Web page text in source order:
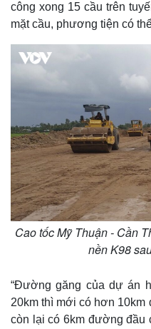
công xong 15 cầu trên
mặt cầu, phương tiện có
Cao tốc Mỹ Thuận - Cần
nền K98
“Đường găng của dự án
20km thì mới có hơn 10km
còn lại có 6km đường đầu